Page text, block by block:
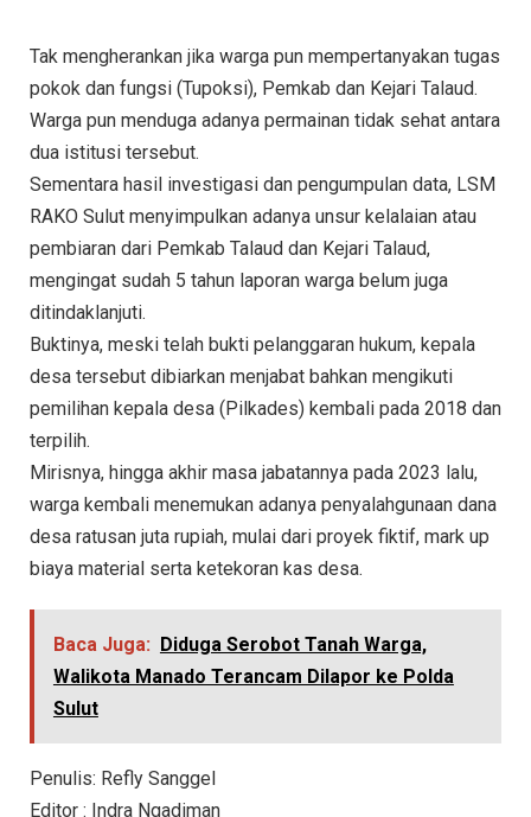
Tak mengherankan jika warga pun mempertanyakan tugas
pokok dan fungsi (Tupoksi), Pemkab dan Kejari Talaud.
Warga pun menduga adanya permainan tidak sehat antara
dua istitusi tersebut.
Sementara hasil investigasi dan pengumpulan data, LSM
RAKO Sulut menyimpulkan adanya unsur kelalaian atau
pembiaran dari Pemkab Talaud dan Kejari Talaud,
mengingat sudah 5 tahun laporan warga belum juga
ditindaklanjuti.
Buktinya, meski telah bukti pelanggaran hukum, kepala
desa tersebut dibiarkan menjabat bahkan mengikuti
pemilihan kepala desa (Pilkades) kembali pada 2018 dan
terpilih.
Mirisnya, hingga akhir masa jabatannya pada 2023 lalu,
warga kembali menemukan adanya penyalahgunaan dana
desa ratusan juta rupiah, mulai dari proyek fiktif, mark up
biaya material serta ketekoran kas desa.
Baca Juga: Diduga Serobot Tanah Warga,
Walikota Manado Terancam Dilapor ke Polda
Sulut
Penulis: Refly Sanggel
Editor : Indra Ngadiman